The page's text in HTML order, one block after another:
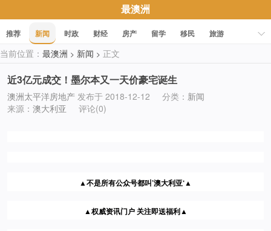
最澳洲
推荐 新闻 时政 财经 房产 留学 移民
旅游
科技
职场 美食 文化
当前位置： 最澳洲 > 新闻 > 正文
近3亿元成交！墨尔本又一天价豪宅诞生
澳洲太平洋房地产 发布于 2018-12-12 分类： 新闻
来源： 澳大利亚 评论(0)
▲不是所有公众号都叫’澳大利亚‘▲
▲权威资讯门户 关注即送福利▲